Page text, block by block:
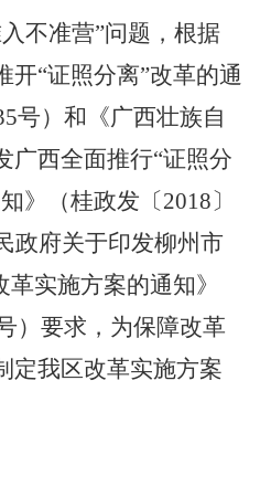
不准营”问题，根据
开“证照分离”改革的通
号）和《广西壮族自
广西全面推行“证照分
》（桂政发〔2018〕
政府关于印发柳州市
革实施方案的通知》
）要求，为保障改革
定我区改革实施方案